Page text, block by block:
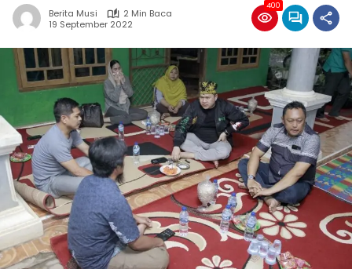
Berita Musi
2 Min Baca
19 September 2022
400